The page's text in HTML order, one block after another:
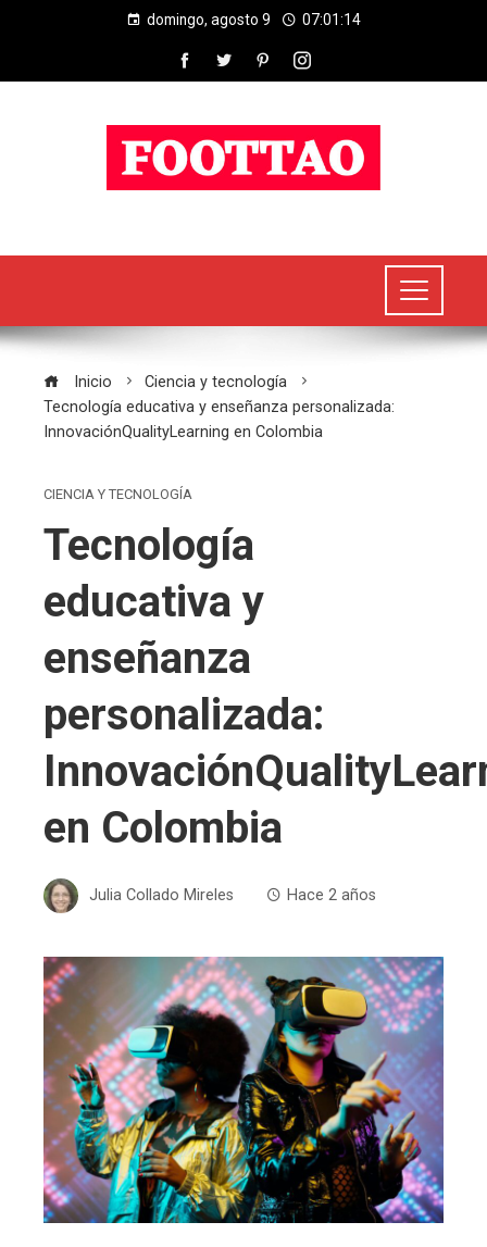
domingo, agosto 9 07:01:15
Inicio
Ciencia y tecnología
Tecnología educativa y enseñanza personalizada:
InnovaciónQualityLearning en Colombia
CIENCIA Y TECNOLOGÍA
Tecnología
educativa y
enseñanza
personalizada:
en Colombia
Julia Collado Mireles Hace 2 años